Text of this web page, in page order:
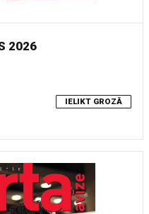
2026
IELIKT GROZĀ